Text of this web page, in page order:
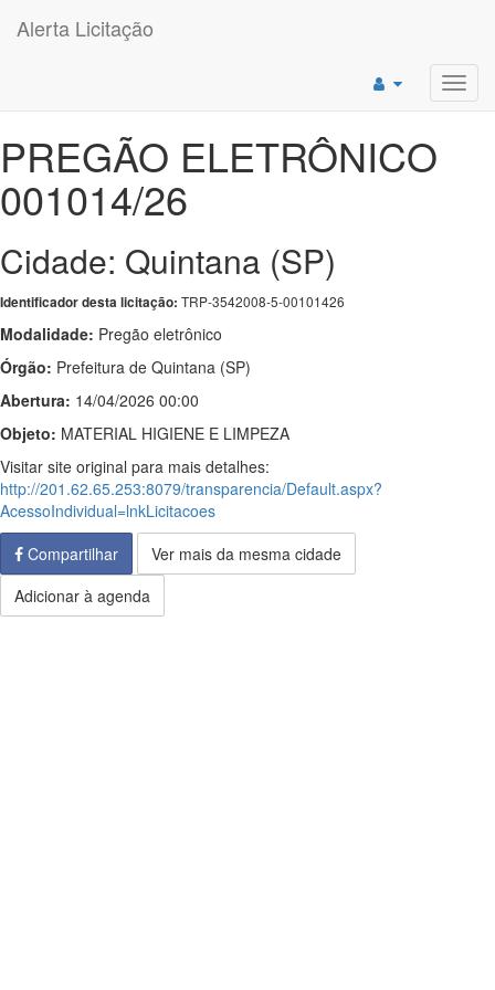
Alerta Licitação
PREGÃO ELETRÔNICO
001014/26
Cidade: Quintana (SP)
Identificador desta licitação: TRP-3542008-5-00101426
Modalidade: Pregão eletrônico
Órgão: Prefeitura de Quintana (SP)
Abertura: 14/04/2026 00:00
Objeto: MATERIAL HIGIENE E LIMPEZA
Visitar site original para mais detalhes:
http://201.62.65.253:8079/transparencia/Default.aspx?
AcessoIndividual=lnkLicitacoes
Compartilhar
Ver mais da mesma cidade
Adicionar à agenda